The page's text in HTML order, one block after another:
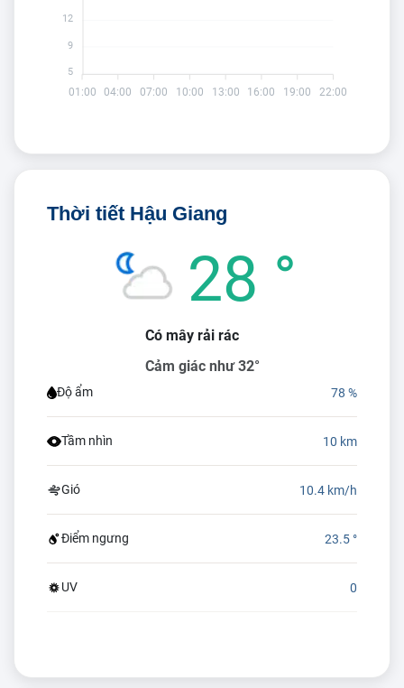
01:00 04:00 07:00 10:00 13:00 16:00 19:00 22:00
12
9
5
Thời tiết Hậu Giang
28 °
Có mây rải rác
Cảm giác như 32°
Độ ẩm 78 %
Tầm nhìn 10 km
Gió 10.4 km/h
Điểm ngưng 23.5 °
UV 0